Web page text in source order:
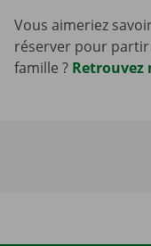
Vous aimeriez
réserver pour
famille ? Retrouvez